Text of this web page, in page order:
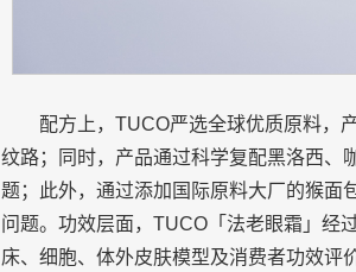
配方上，TUCO严选全球优质原料，
纹路；同时，产品通过科学复配黑洛西、
题；此外，通过添加国际原料大厂的猴面
问题。功效层面，TUCO「法老眼霜」经
床、细胞、体外皮肤模型及消费者功效评